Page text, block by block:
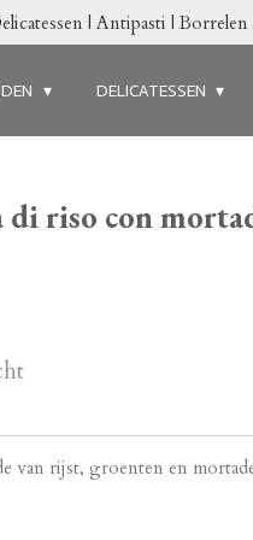
| Antipasti | Borrelen
DELICATESSEN
di riso con
van rijst, groenten en